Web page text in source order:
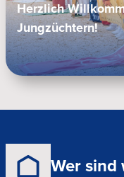
Herzlich
Jungzüchtern!
Wer sind